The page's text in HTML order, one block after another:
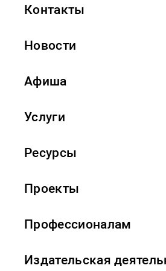
Контакты
Новости
Афиша
Услуги
Ресурсы
Проекты
Профессионалам
Издательская